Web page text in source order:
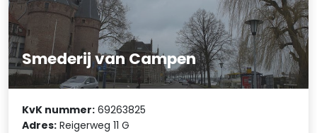
Smederij van Campen
KvK nummer: 69263825
Adres: Reigerweg 11 G